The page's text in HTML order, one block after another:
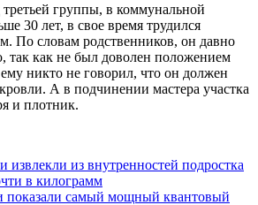
группы, в коммунальной
30 лет, в свое время трудился
По словам родственников, он давно
так как не был доволен положением
никто не говорил, что он должен
А в подчинении мастера участка
и плотник.
извлекли из внутренностей подростка
в килограмм
показали самый мощный квантовый